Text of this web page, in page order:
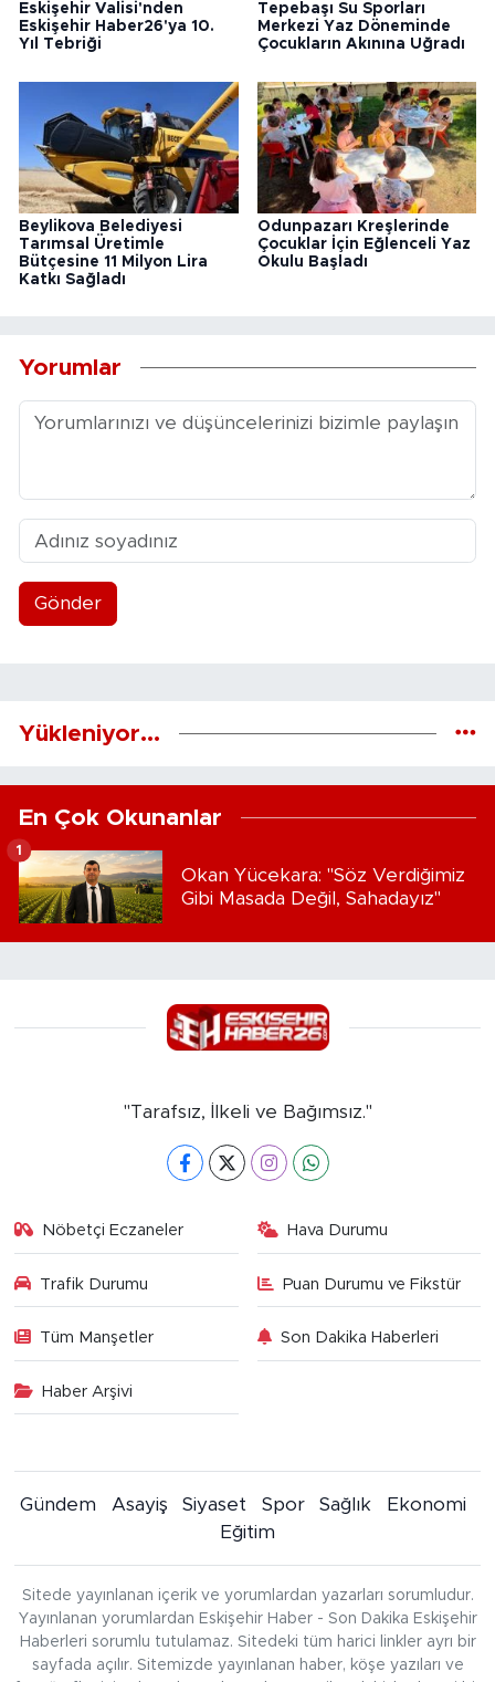
Eskişehir Valisi'nden
Eskişehir Haber26'ya 10.
Yıl Tebriği
Tepebaşı Su Sporları
Merkezi Yaz Döneminde
Çocukların Akınına Uğradı
Beylikova Belediyesi
Tarımsal Üretimle
Bütçesine 11 Milyon Lira
Katkı Sağladı
Odunpazarı Kreşlerinde
Çocuklar İçin Eğlenceli Yaz
Okulu Başladı
Yorumlar
Gönder
Yükleniyor...
En Çok Okunanlar
Okan Yücekara: "Söz Verdiğimiz
Gibi Masada Değil, Sahadayız"
1
"Tarafsız, İlkeli ve Bağımsız."
Nöbetçi Eczaneler Hava Durumu
Trafik Durumu Puan Durumu ve Fikstür
Tüm Manşetler Son Dakika Haberleri
Haber Arşivi
Gündem Asayiş Siyaset Spor Sağlık
Ekonomi
Eğitim
Sitede yayınlanan içerik ve yorumlardan yazarları sorumludur.
Yayınlanan yorumlardan Eskişehir Haber - Son Dakika Eskişehir
Haberleri sorumlu tutulamaz. Sitedeki tüm harici linkler ayrı bir
sayfada açılır. Sitemizde yayınlanan haber, köşe yazıları ve